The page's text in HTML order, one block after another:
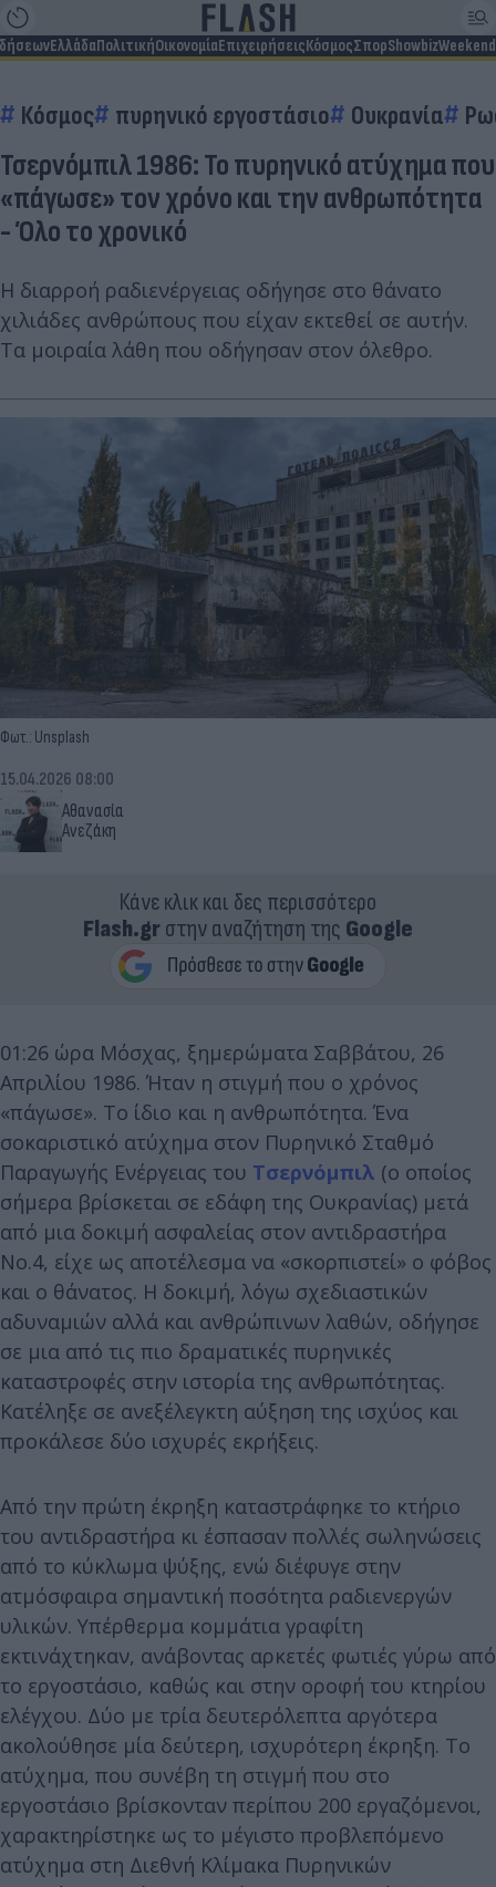
ΕλλάδαΠολιτικήΟικονομίαΕπιχειρήσειςΚόσμοςΣπορShowbizWeekend
Κόσμος πυρηνικό εργοστάσιο Ουκρανία
Τσερνόμπιλ 1986: Το πυρηνικό ατύχημα που
«πάγωσε» τον χρόνο και την ανθρωπότητα
- Όλο το χρονικό
Η διαρροή ραδιενέργειας οδήγησε στο θάνατο
χιλιάδες ανθρώπους που είχαν εκτεθεί σε αυτήν.
Τα μοιραία λάθη που οδήγησαν στον όλεθρο.
Φωτ.: Unsplash
Αθανασία
Ανεζάκη
15.04.2026 08:00
Κάνε κλικ και δες περισσότερο
Flash.grστην αναζήτηση της Google
01:26 ώρα Μόσχας, ξημερώματα Σαββάτου, 26
Απριλίου 1986. Ήταν η στιγμή που ο χρόνος
«πάγωσε». Το ίδιο και η ανθρωπότητα. Ένα
σοκαριστικό ατύχημα στον Πυρηνικό Σταθμό
Παραγωγής Ενέργειας του Τσερνόμπιλ (ο οποίος
σήμερα βρίσκεται σε εδάφη της Ουκρανίας) μετά
από μια δοκιμή ασφαλείας στον αντιδραστήρα
Νο.4, είχε ως αποτέλεσμα να «σκορπιστεί» ο φόβος
και ο θάνατος. Η δοκιμή, λόγω σχεδιαστικών
αδυναμιών αλλά και ανθρώπινων λαθών, οδήγησε
σε μια από τις πιο δραματικές πυρηνικές
καταστροφές στην ιστορία της ανθρωπότητας.
Κατέληξε σε ανεξέλεγκτη αύξηση της ισχύος και
προκάλεσε δύο ισχυρές εκρήξεις.
Από την πρώτη έκρηξη καταστράφηκε το κτήριο
του αντιδραστήρα κι έσπασαν πολλές σωληνώσεις
από το κύκλωμα ψύξης, ενώ διέφυγε στην
ατμόσφαιρα σημαντική ποσότητα ραδιενεργών
υλικών. Υπέρθερμα κομμάτια γραφίτη
εκτινάχτηκαν, ανάβοντας αρκετές φωτιές γύρω από
το εργοστάσιο, καθώς και στην οροφή του κτηρίου
ελέγχου. Δύο με τρία δευτερόλεπτα αργότερα
ακολούθησε μία δεύτερη, ισχυρότερη έκρηξη. Το
ατύχημα, που συνέβη τη στιγμή που στο
εργοστάσιο βρίσκονταν περίπου 200 εργαζόμενοι,
χαρακτηρίστηκε ως το μέγιστο προβλεπόμενο
ατύχημα στη Διεθνή Κλίμακα Πυρηνικών